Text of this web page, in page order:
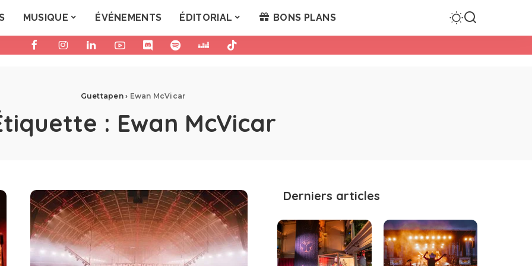
MUSIQUE ÉVÉNEMENTS ÉDITORIAL BONS PLANS
Guettapen› Ewan McVicar
: Ewan McVicar
Derniers articles